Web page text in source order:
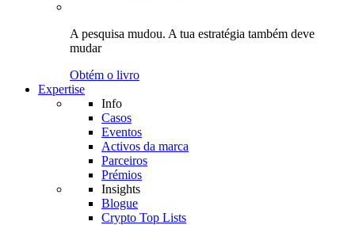
A pesquisa mudou. A tua estratégia também deve
mudar
Obtém o livro
Expertise
Info
Casos
Eventos
Activos da marca
Parceiros
Prémios
Insights
Blogue
Crypto Top Lists